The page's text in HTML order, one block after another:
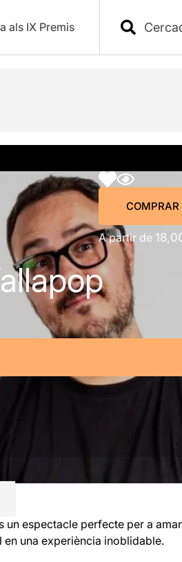
als IX Premis
A partir de
COMPRAR
un espectacle perfecte per a
una experiència inoblidable.